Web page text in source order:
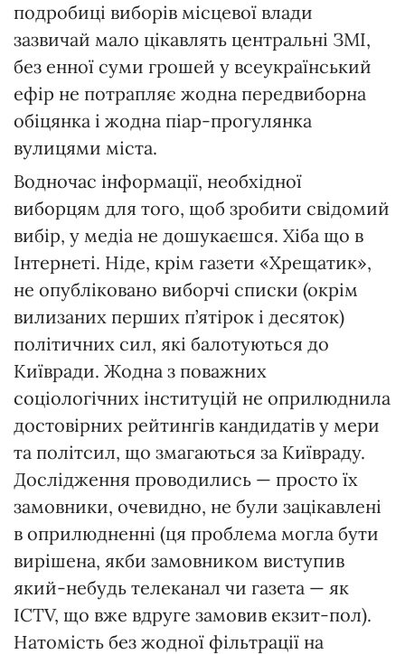
подробиці виборів місцевої влади
зазвичай мало цікавлять центральні ЗМІ,
без енної суми грошей у всеукраїнський
ефір не потрапляє жодна перед­виборна
обіцянка і жодна піар-прогулянка
вулицями міста.
Водночас інформації, необхідної
виборцям для того, щоб зробити свідомий
вибір, у медіа не дошукаєшся. Хіба що в
Інтернеті. Ніде, крім газети «Хрещатик»,
не опубліковано виборчі списки (окрім
вилизаних перших п’ятірок і десяток)
політичних сил, які балотуються до
Київради. Жодна з поважних
соціологічних інституцій не оприлюднила
достовірних рейтингів кандидатів у мери
та політсил, що змагаються за Київраду.
Дослідження проводились — просто їх
замовники, очевидно, не були зацікавлені
в оприлюдненні (ця проблема могла бути
вирішена, якби замовником виступив
який-небудь телеканал чи газета — як
ICTV, що вже вдруге замовив екзит-пол).
Натомість без жодної фільтрації на